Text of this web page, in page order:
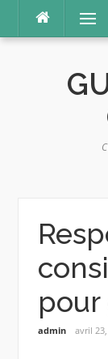
contenu
Menu
admin avril